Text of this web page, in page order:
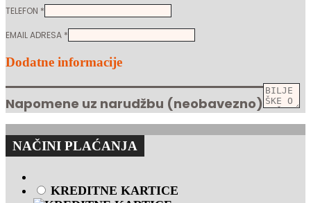
TELEFON *
EMAIL ADRESA *
Dodatne informacije
Napomene uz narudžbu (neobavezno)
NAČINI PLAĆANJA
KREDITNE KARTICE